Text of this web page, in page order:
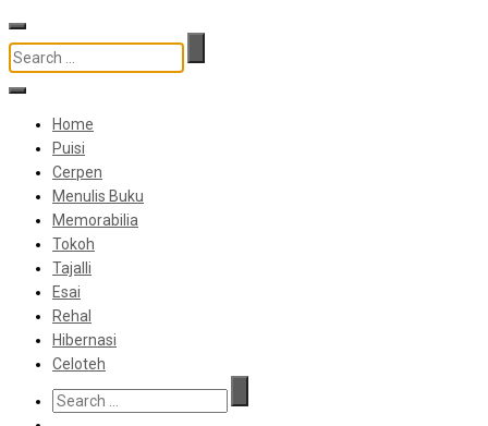
Home
Puisi
Cerpen
Menulis Buku
Memorabilia
Tokoh
Tajalli
Esai
Rehal
Hibernasi
Celoteh